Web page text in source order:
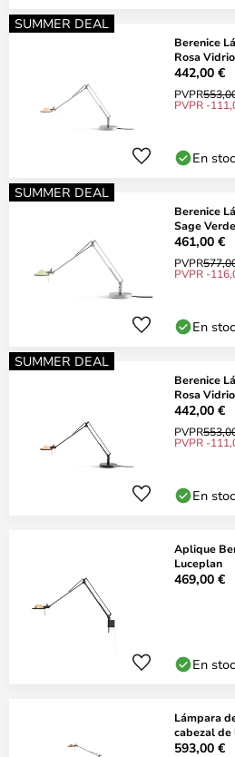
SUMMER DEAL
Berenice
Rosa
442,00 €
PVPR
PVPR -
En
SUMMER DEAL
Berenice
Sage
461,00 €
PVPR
PVPR -
En
SUMMER DEAL
Berenice
Rosa
442,00 €
PVPR
PVPR -
En
Aplique
Luceplan
469,00 €
En
Lámpara
cabezal
593,00 €